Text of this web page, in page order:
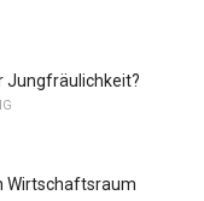
Jungfräulichkeit?
Wirtschaftsraum